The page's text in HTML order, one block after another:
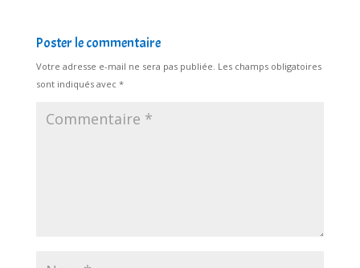
Poster le commentaire
Votre adresse e-mail ne sera pas publiée. Les champs obligatoires
sont indiqués avec *